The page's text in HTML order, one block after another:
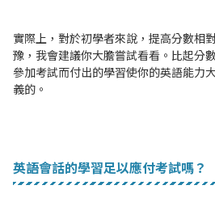
實際上，對於初學者來說，提高分數相
豫，我會建議你大膽嘗試看看。比起分
參加考試而付出的學習使你的英語能力
義的。
英語會話的學習足以應付考試嗎？